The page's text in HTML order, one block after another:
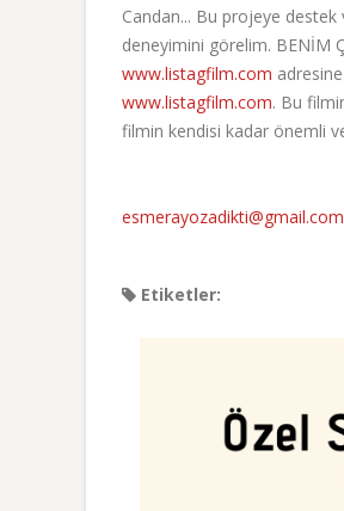
Candan... Bu projeye destek
deneyimini görelim. BENİM
www.listagfilm.com
www.listagfilm.com. Bu
filmin kendisi kadar önemli
esmerayozadikti@gmail.com
Etiketler: